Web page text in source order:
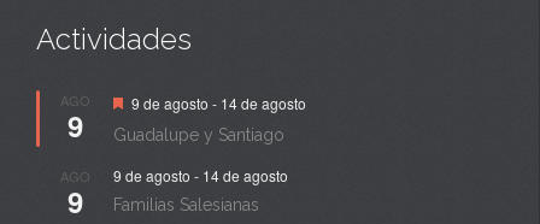
Actividades
AGO
9
Destacado
9 de agosto - 14 de agosto
Guadalupe y Santiago
AGO
9
9 de agosto - 14 de agosto
Familias Salesianas